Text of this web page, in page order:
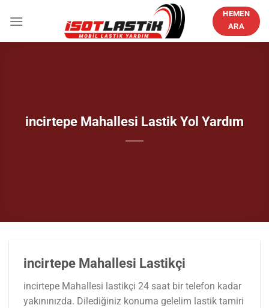
atla
HEMEN
ARA
incirtepe Mahallesi Lastik Yol Yardım
incirtepe Mahallesi Lastikçi
incirtepe Mahallesi lastikçi 24 saat bir telefon kadar
yakınınızda. Dilediğiniz konuma gelelim lastik tamiri